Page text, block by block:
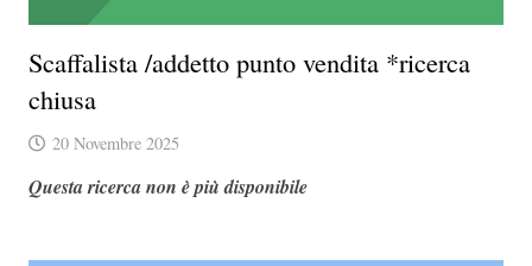
Scaffalista /addetto punto vendita *ricerca
chiusa
20 Novembre 2025
Questa ricerca non è più disponibile